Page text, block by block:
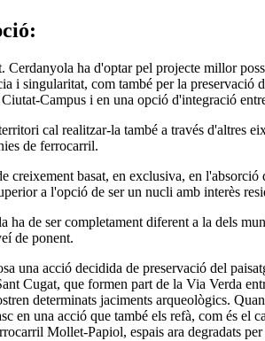
ha d'optar pel projecte millor
i singularitat, com també per la
Campus i en una opció d'integració
cal realitzar-la també a través d'altres
de ferrocarril.
basat, en exclusiva, en
a l'opció de ser un nucli amb interès
ha de ser completament diferent a la dels
de ponent.
una acció decidida de preservació del
Cugat, que formen part de la Via Verda
determinats jaciments arqueològics.
en una acció que també els refà, com és
Mollet-Papiol, espais ara degradats